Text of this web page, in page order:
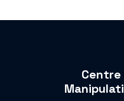
Centre